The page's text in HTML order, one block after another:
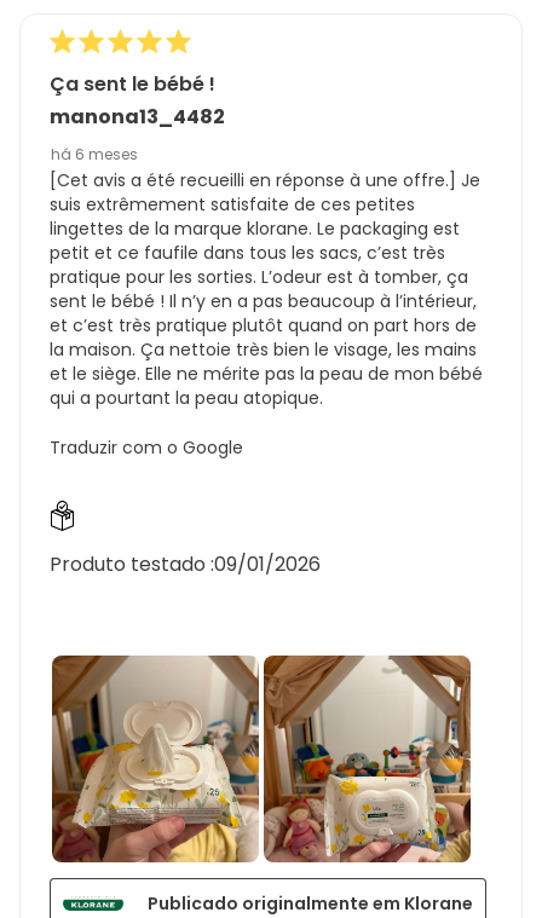
Ça sent le bébé !
manona13_4482
há 6 meses
[Cet avis a été recueilli en réponse à une offre.] Je
suis extrêmement satisfaite de ces petites
lingettes de la marque klorane. Le packaging est
petit et ce faufile dans tous les sacs, c’est très
pratique pour les sorties. L’odeur est à tomber, ça
sent le bébé ! Il n’y en a pas beaucoup à l’intérieur,
et c’est très pratique plutôt quand on part hors de
la maison. Ça nettoie très bien le visage, les mains
et le siège. Elle ne mérite pas la peau de mon bébé
qui a pourtant la peau atopique.
Traduzir com o Google
Produto testado :09/01/2026
Publicado originalmente em Klorane